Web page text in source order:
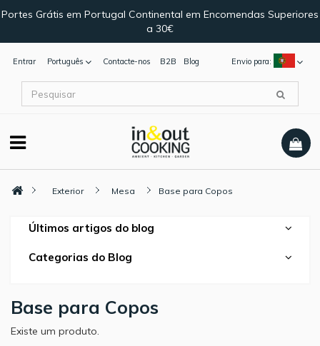
Portes Grátis em Portugal Continental em Encomendas Superiores
a 30€
Entrar Português Envio para:
Contacte-nos B2B Blog
Exterior Mesa Base para Copos
Últimos artigos do blog
Categorias do Blog
Base para Copos
Existe um produto.